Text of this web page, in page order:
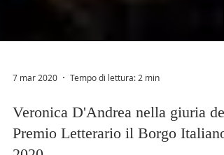
7 mar 2020 Tempo di lettura: 2 min
Veronica D'Andrea nella giuria del